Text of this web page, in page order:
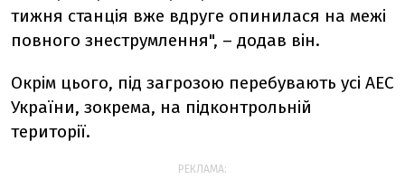
тижня станція вже вдруге опинилася на межі
повного знеструмлення", – додав він.
Окрім цього, під загрозою перебувають усі АЕС
України, зокрема, на підконтрольній
території.
РЕКЛАМА: